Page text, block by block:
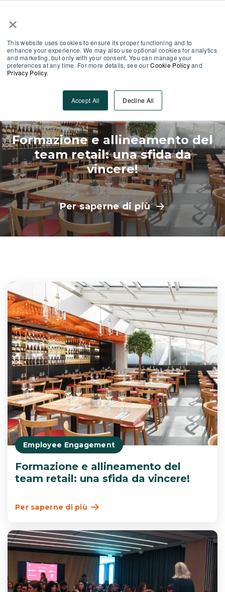
×
This website uses cookies to ensure its proper functioning and to
enhance your experience. We may also use optional cookies for analytics
and marketing, but only with your consent. You can manage your
preferences at any time. For more details, see ourCookie Policyand
Privacy Policy.
Accept All Decline All
Employee Engagement
Formazione e allineamento del
team retail: una sfida da
vincere!
Per saperne di più
Employee Engagement
Formazione e allineamento del
team retail: una sfida da vincere!
Per saperne di più